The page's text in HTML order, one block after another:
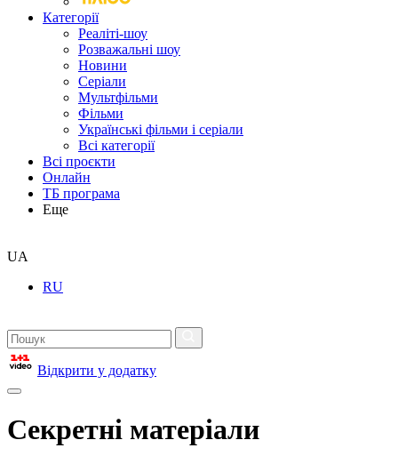
Категорії
Реаліті-шоу
Розважальні шоу
Новини
Серіали
Мультфільми
Фільми
Українські фільми і серіали
Всі категорії
Всі проєкти
Онлайн
ТБ програма
Еще
UA
RU
Відкрити у додатку
Секретні матеріали